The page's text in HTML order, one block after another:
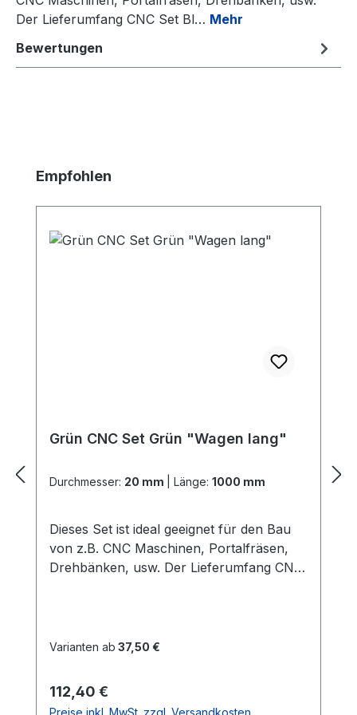
Der Lieferumfang CNC Set Bl… Mehr
Bewertungen
Produktgalerie überspringen
Empfohlen
Grün CNC Set Grün "Wagen lang"
Durchmesser: 20 mm Länge: 1000 mm
Dieses Set ist ideal geeignet für den Bau
von z.B. CNC Maschinen, Portalfräsen,
Drehbänken, usw. Der Lieferumfang CNC
60 HRC 2x ALU -
(dieses ist die stabilere
Varianten ab 37,50 €
Regulärer Preis:
112,40 €
Preise inkl. MwSt. zzgl. Versandkosten